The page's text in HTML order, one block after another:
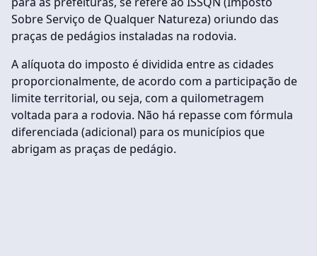
Sobre Serviço de Qualquer Natureza) oriundo das
praças de pedágios instaladas na rodovia.
A alíquota do imposto é dividida entre as cidades
proporcionalmente, de acordo com a participação de
limite territorial, ou seja, com a quilometragem
voltada para a rodovia. Não há repasse com fórmula
diferenciada (adicional) para os municípios que
abrigam as praças de pedágio.